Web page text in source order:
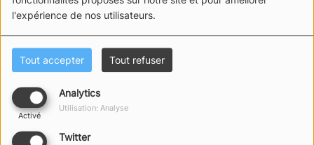
l'expérience de nos utilisateurs.
Tout accepter Tout refuser
Analytics
Activé
Utilisation: Analyse
Twitter
Gestion de la ressource
en eau en Vendée et les
des usages
Rentrée scolaire réussie
avec Emmaüs Pays des